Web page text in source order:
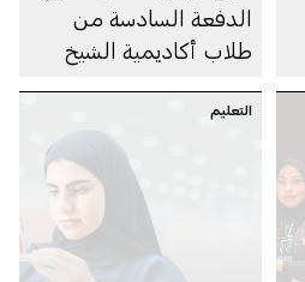
الدفعة السادسة من
طلاب أكاديمية الشيخ
التعليم